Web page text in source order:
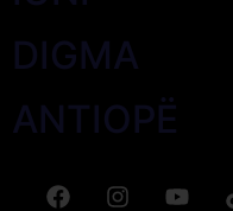
DIGMA
ANTIOPË